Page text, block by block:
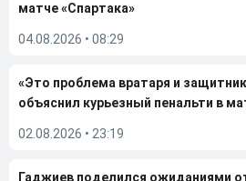
матче «Спартака»
04.08.2026 • 08:29
«Это проблема вратаря и
объяснил курьезный пенальти в
02.08.2026 • 23:19
Гаджиев поделился ожиданиями